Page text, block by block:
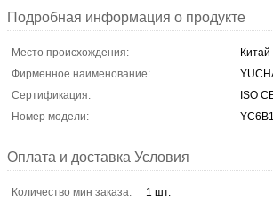
Подробная информация о продукте
Место происхождения:
Китай
Фирменное наименование:
Сертификация:
ISO
Номер модели:
Оплата и доставка Условия
Количество мин заказа:
1 шт.